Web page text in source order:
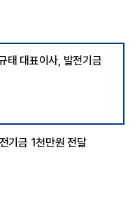
태 대표이사, 발전기금
기금 1천만원 전달